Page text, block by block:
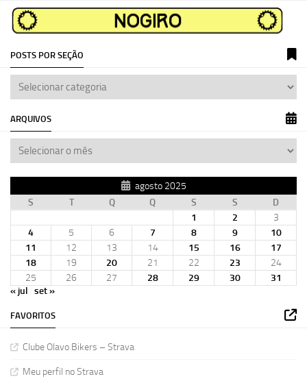
POSTS POR SEÇÃO
ARQUIVOS
agosto 2025
S
T Q Q S S
D
1
2
3
4
5 6 7 8 9
10
11
12 13 14 15 16
17
18
19 20 21 22 23
24
25
26 27 28 29 30
31
« jul set »
FAVORITOS
Clube Olavo Bikers – Strava
Meu perfil no Strava